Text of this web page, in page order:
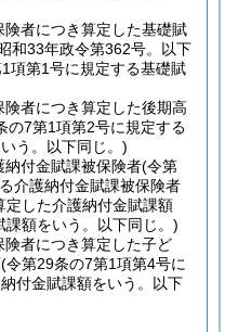
者につき算定した基礎賦
和33年政令第362号。以下
項第1号に規定する基礎賦
者につき算定した後期高
の7第1項第2号に規定する
う。以下同じ。)
付金賦課被保険者(令第
介護納付金賦課被保険者
定した介護納付金賦課額
額をいう。以下同じ。)
者につき算定した子ど
(令第29条の7第1項第4号に
付金賦課額をいう。以下